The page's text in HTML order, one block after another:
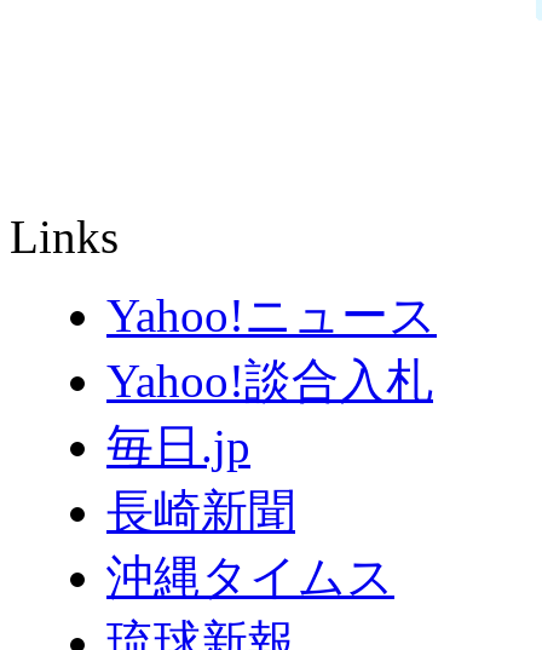
Links
Yahoo!ニュース
Yahoo!談合入札
毎日.jp
長崎新聞
沖縄タイムス